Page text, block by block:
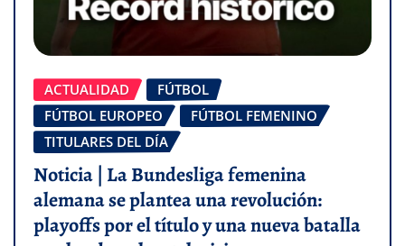
ACTUALIDAD
FÚTBOL
FÚTBOL EUROPEO
FÚTBOL FEMENINO
TITULARES DEL DÍA
Noticia | La Bundesliga femenina
alemana se plantea una revolución:
playoffs por el título y una nueva batalla